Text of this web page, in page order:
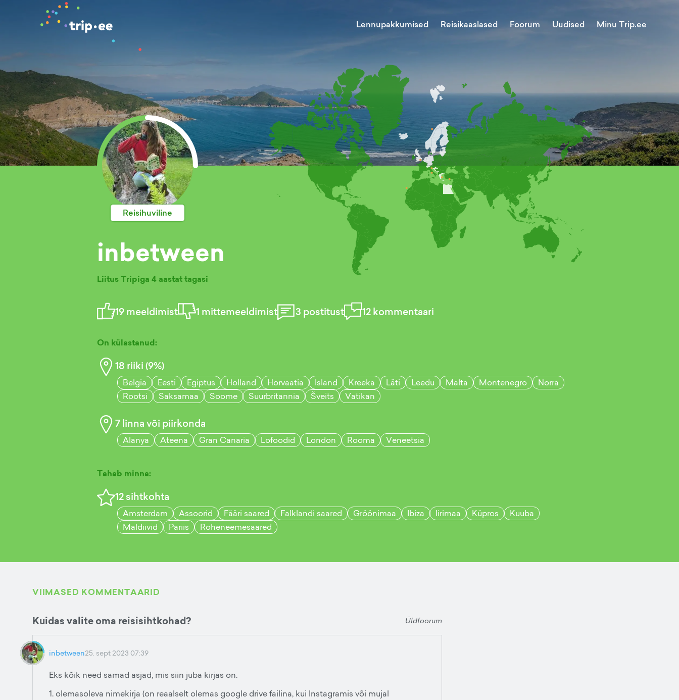
Lennupakkumised Reisikaaslased Foorum Uudised Minu Trip.ee
Reisihuviline
inbetween
Liitus Tripiga 4 aastat tagasi
19meeldimist 1 mittemeeldimist 3 postitust 12kommentaari
On külastanud:
18 riiki (9%)
Belgia Eesti Egiptus Holland Horvaatia Island Kreeka Läti Leedu Malta Montenegro
Norra
Rootsi
Saksamaa Soome Suurbritannia Šveits Vatikan
7linna või piirkonda
Alanya Ateena Gran Canaria Lofoodid London Rooma Veneetsia
Tahab minna:
12sihtkohta
Amsterdam Assoorid Fääri saared Falklandi saared Gröönimaa Ibiza Iirimaa Küpros
Kuuba
Maldiivid
Pariis Roheneemesaared
VIIMASED KOMMENTAARID
Kuidas valite oma reisisihtkohad? Üldfoorum
inbetween25. sept 2023 07:39
Eks kõik need samad asjad, mis siin juba kirjas on.
1. olemasoleva nimekirja (on reaalselt olemas google drive failina, kui Instagramis või mujal